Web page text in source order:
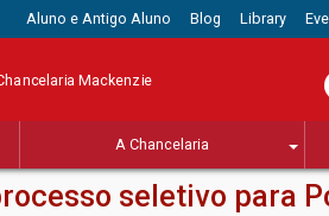
Aluno e Antigo Aluno Blog Library
Mackenzie
A Chancelaria
seletivo para